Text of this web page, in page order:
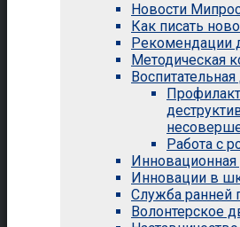
Новости
Как писать
Рекомендации
Методическая
Работа с
Инновационная
Инновации в
Служба ранней
Волонтерское